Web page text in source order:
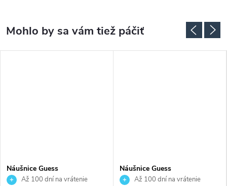
Náušnice Guess
JUBE03131JWRHT
Až 100 dní na vrátenie
Náušnice Guess
JUBE06233JWYGT
Až 100 dní na vrátenie